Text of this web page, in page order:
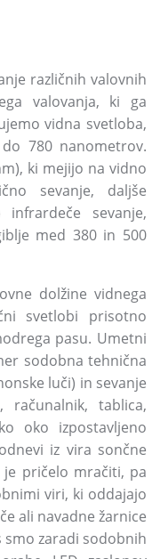
različnih valovnih
valovanja, ki ga
vidna svetloba,
780 nanometrov.
ki mejijo na vidno
sevanje, daljše
sevanje,
med 380 in 500
dolžine vidnega
svetlobi prisotno
pasu. Umetni
sodobna tehnična
luči) in sevanje
računalnik, tablica,
oko izpostavljeno
iz vira sončne
je pričelo mračiti, pa
viri, ki oddajajo
ali navadne žarnice
smo zaradi sodobnih